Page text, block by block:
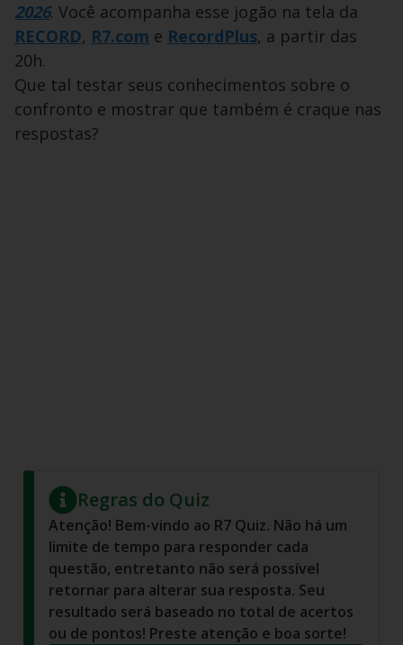
2026. Você acompanha esse jogão na tela da
RECORD, R7.com e RecordPlus, a partir das
20h.
Que tal testar seus conhecimentos sobre o
confronto e mostrar que também é craque nas
respostas?
Regras do Quiz
Atenção! Bem-vindo ao R7 Quiz. Não há um
limite de tempo para responder cada
questão, entretanto não será possível
retornar para alterar sua resposta. Seu
resultado será baseado no total de acertos
ou de pontos! Preste atenção e boa sorte!